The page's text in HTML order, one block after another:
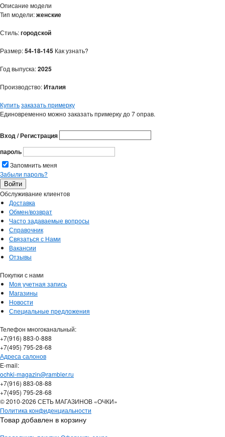
Описание модели
Тип модели:женские
Стиль:городской
Размер:54-18-145 Как узнать?
Год выпуска:2025
Производство:Италия
Купитьзаказать примерку
Единовременно можно заказать примерку до 7 оправ.
Вход / Регистрация
пароль
Запомнить меня
Забыли пароль?
Обслуживание клиентов
Доставка
Обмен/возврат
Часто задаваемые вопросы
Справочник
Связаться с Нами
Вакансии
Отзывы
Покупки с нами
Моя учетная запись
Магазины
Новости
Специальные предложения
Телефон многоканальный:
+7(916) 883-0-888
+7(495) 795-28-68
Адреса салонов
Е-mail:
ochki-magazin@rambler.ru
+7(916) 883-08-88
+7(495) 795-28-68
© 2010-2026 СЕТЬ МАГАЗИНОВ «ОЧКИ»
Политика конфиденциальности
Товар добавлен в корзину